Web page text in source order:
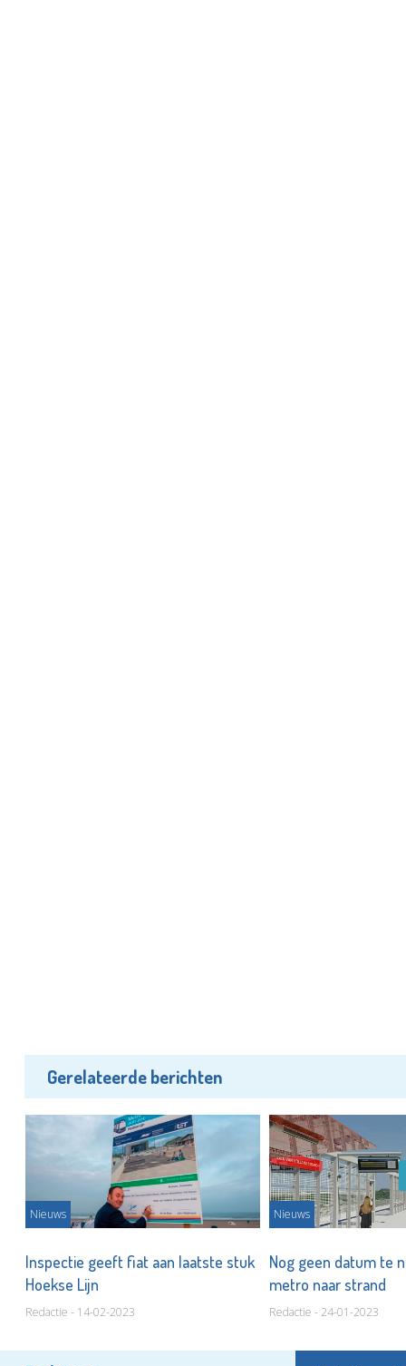
Gerelateerde berichten
Nieuws
Inspectie geeft fiat aan laatste stuk
Hoekse Lijn
Redactie - 14-02-2023
Nieuws
Nog geen datum te
metro naar strand
Redactie - 24-01-2023